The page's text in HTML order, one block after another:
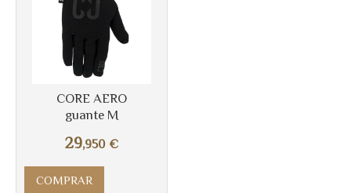
CORE AERO
guante M
29,950 €
COMPRAR